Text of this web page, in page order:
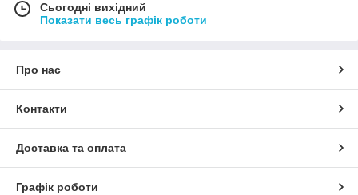
Сьогодні вихідний
Показати весь графік роботи
Про нас
Контакти
Доставка та оплата
Графік роботи